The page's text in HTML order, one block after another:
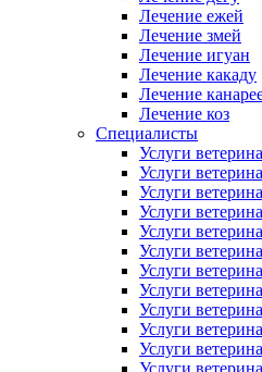
Лечение ежей
Лечение змей
Лечение игуан
Лечение какаду
Лечение
Лечение коз
Специалисты
Услуги
Услуги
Услуги
Услуги
Услуги
Услуги
Услуги
Услуги
Услуги
Услуги
Услуги